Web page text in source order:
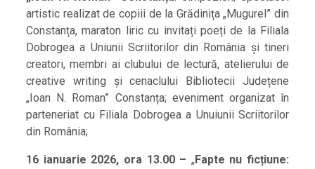
artistic realizat de copiii de la Grădinița „Mugurel” din
Constanța, maraton liric cu invitați poeți de la Filiala
Dobrogea a Uniunii Scriitorilor din România și tineri
creatori, membri ai clubului de lectură, atelierului de
creative writing și cenaclului Bibliotecii Județene
„Ioan N. Roman” Constanța; eveniment organizat în
parteneriat cu Filiala Dobrogea a Unuiunii Scriitorilor
din România;
16 ianuarie 2026, ora 13.00 – „ Fapte nu ficțiune: